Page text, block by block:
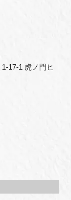
1-17-1 虎ノ門ヒ